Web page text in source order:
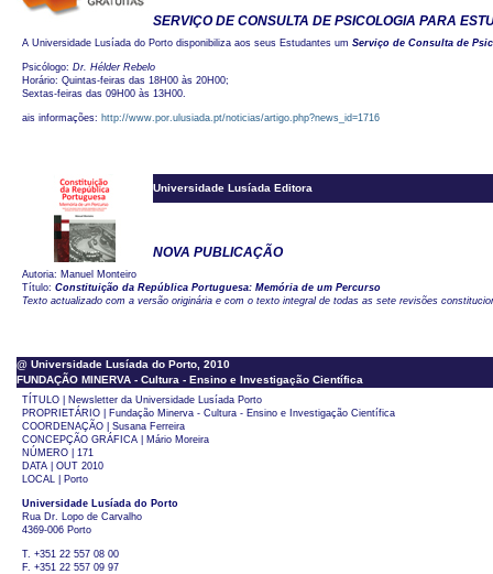
SERVIÇO DE CONSULTA DE PSICOLOGIA PARA
A Universidade Lusíada do Porto disponibiliza aos seus Estudantes um Serviço de Consulta de
Psicólogo: Dr. Hélder Rebelo
Horário: Quintas-feiras das 18H00 às 20H00;
Sextas-feiras das 09H00 às 13H00.
ais informações: http://www.por.ulusiada.pt/noticias/artigo.php?news_id=1716
Universidade Lusíada Editora
NOVA PUBLICAÇÃO
Autoria: Manuel Monteiro
Título: Constituição da República Portuguesa: Memória de um Percurso
Texto actualizado com a versão originária e com o texto integral de todas as sete revisões
@ Universidade Lusíada do Porto, 2010
FUNDAÇÃO MINERVA - Cultura - Ensino e Investigação Científica
TÍTULO | Newsletter da Universidade Lusíada Porto
PROPRIETÁRIO | Fundação Minerva - Cultura - Ensino e Investigação Científica
COORDENAÇÃO | Susana Ferreira
CONCEPÇÃO GRÁFICA | Mário Moreira
NÚMERO | 171
DATA | OUT 2010
LOCAL | Porto
Universidade Lusíada do Porto
Rua Dr. Lopo de Carvalho
4369-006 Porto
T. +351 22 557 08 00
F. +351 22 557 09 97